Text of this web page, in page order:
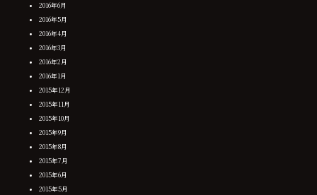
2016年6月
2016年5月
2016年4月
2016年3月
2016年2月
2016年1月
2015年12月
2015年11月
2015年10月
2015年9月
2015年8月
2015年7月
2015年6月
2015年5月